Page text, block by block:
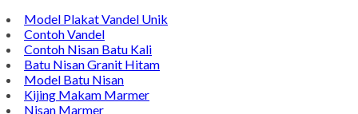
Model Plakat Vandel Unik
Contoh Vandel
Contoh Nisan Batu Kali
Batu Nisan Granit Hitam
Model Batu Nisan
Kijing Makam Marmer
Nisan Marmer